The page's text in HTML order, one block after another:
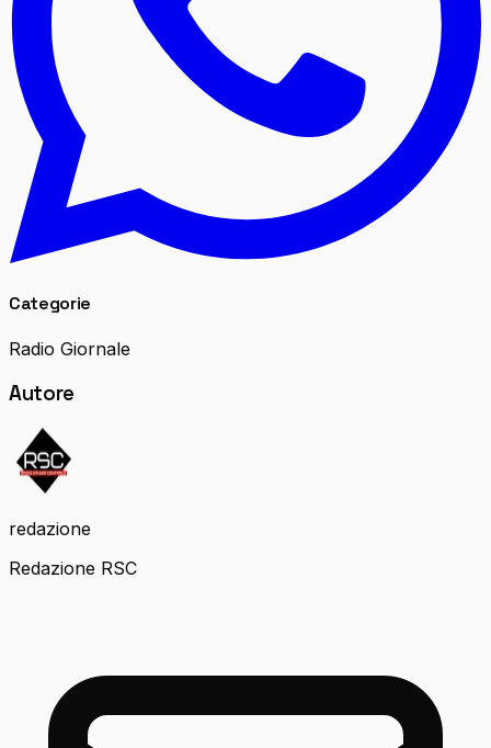
Categorie
Radio Giornale
Autore
redazione
Redazione RSC